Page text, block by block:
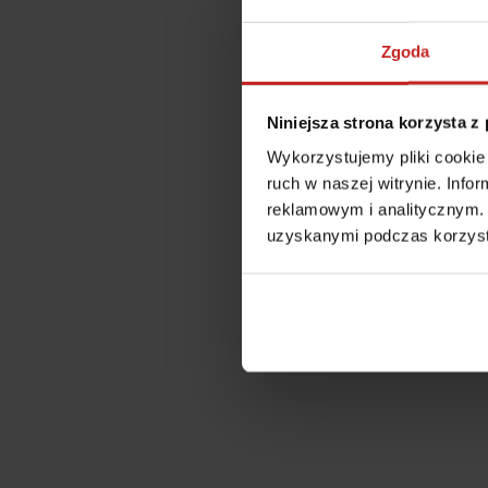
Zgoda
Niniejsza strona korzysta z
Wykorzystujemy pliki
ruch w naszej witrynie.
reklamowym i
uzyskanymi podczas